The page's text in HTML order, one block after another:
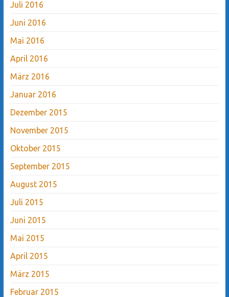
Juli 2016
Juni 2016
Mai 2016
April 2016
März 2016
Januar 2016
Dezember 2015
November 2015
Oktober 2015
September 2015
August 2015
Juli 2015
Juni 2015
Mai 2015
April 2015
März 2015
Februar 2015